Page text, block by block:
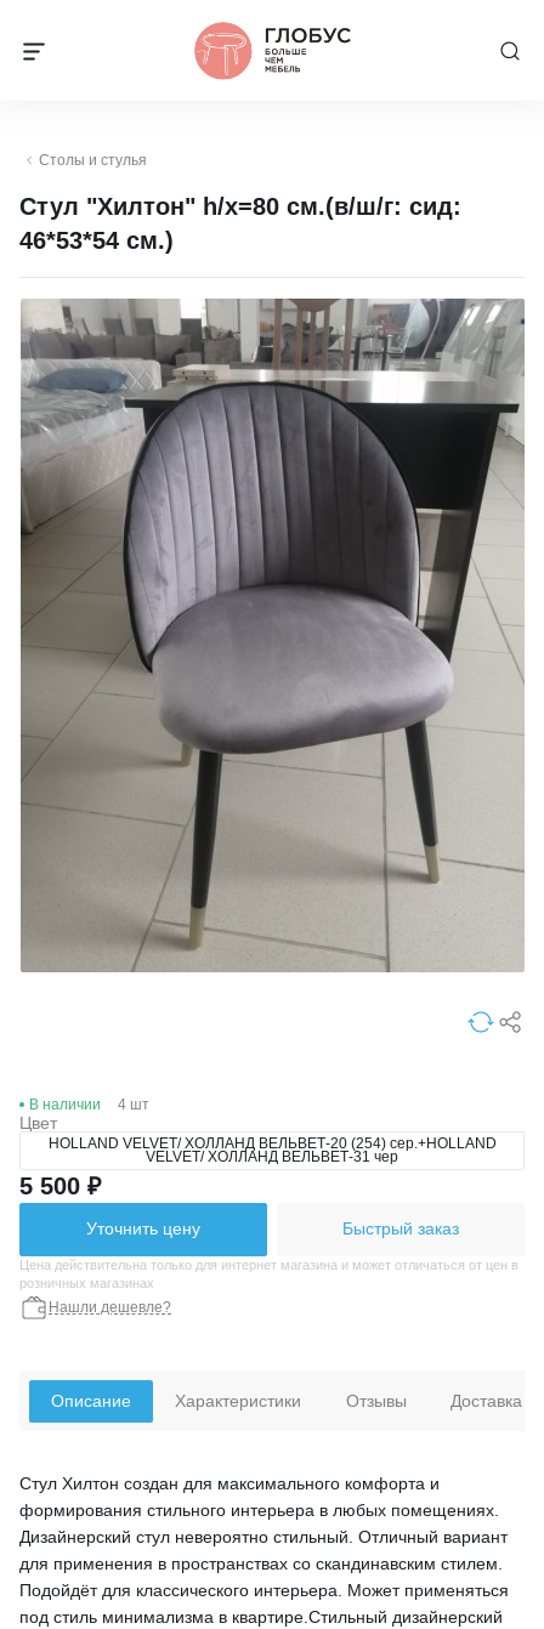
Столы и стулья
Стул "Хилтон" h/х=80 см.(в/ш/г: сид:
46*53*54 см.)
В наличии 4 шт
Цвет
HOLLAND VELVET/ ХОЛЛАНД ВЕЛЬВЕТ-20 (254) сер.+HOLLAND
VELVET/ ХОЛЛАНД ВЕЛЬВЕТ-31 чер
5 500 ₽
Уточнить цену Быстрый заказ
Цена действительна только для интернет магазина и может отличаться от цен в
розничных магазинах
Нашли дешевле?
Описание
Стул Хилтон создан для максимального комфорта и
формирования стильного интерьера в любых помещениях.
Дизайнерский стул невероятно стильный. Отличный вариант
для применения в пространствах со скандинавским стилем.
Подойдёт для классического интерьера. Может применяться
под стиль минимализма в квартире.Стильный дизайнерский
Характеристики Отзывы Доставка